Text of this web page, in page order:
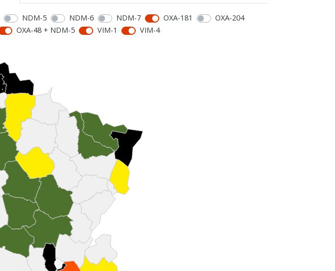
NDM-5 NDM-6 NDM-7 OXA-181
OXA-204
OXA-48 + NDM-5 VIM-1 VIM-4